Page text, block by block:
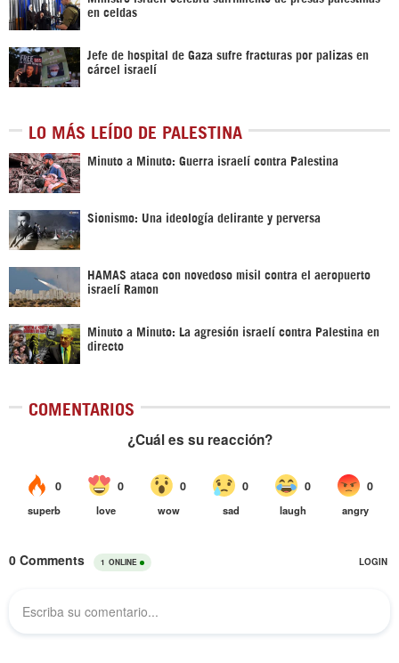
en celdas
Jefe de hospital de Gaza sufre fracturas por palizas en
cárcel israelí
LO MÁS LEÍDO DE PALESTINA
Minuto a Minuto: Guerra israelí contra Palestina
Sionismo: Una ideología delirante y perversa
HAMAS ataca con novedoso misil contra el aeropuerto
israelí Ramon
Minuto a Minuto: La agresión israelí contra Palestina en
directo
COMENTARIOS